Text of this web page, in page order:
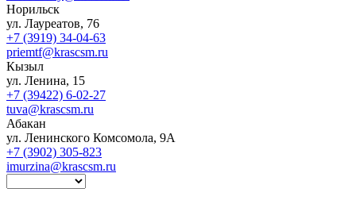
Норильск
ул. Лауреатов, 76
+7 (3919) 34-04-63
priemtf@krascsm.ru
Кызыл
ул. Ленина, 15
+7 (39422) 6-02-27
tuva@krascsm.ru
Абакан
ул. Ленинского Комсомола, 9А
+7 (3902) 305-823
imurzina@krascsm.ru